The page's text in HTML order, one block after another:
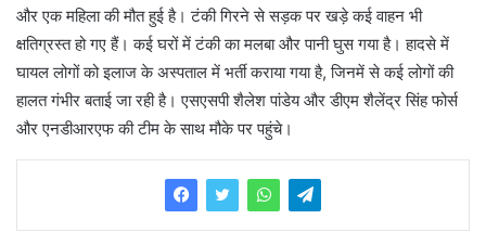
और एक महिला की मौत हुई है। टंकी गिरने से सड़क पर खड़े कई वाहन भी
क्षतिग्रस्त हो गए हैं। कई घरों में टंकी का मलबा और पानी घुस गया है। हादसे में
घायल लोगों को इलाज के अस्पताल में भर्ती कराया गया है, जिनमें से कई लोगों की
हालत गंभीर बताई जा रही है। एसएसपी शैलेश पांडेय और डीएम शैलेंद्र सिंह फोर्स
और एनडीआरएफ की टीम के साथ मौके पर पहुंचे।